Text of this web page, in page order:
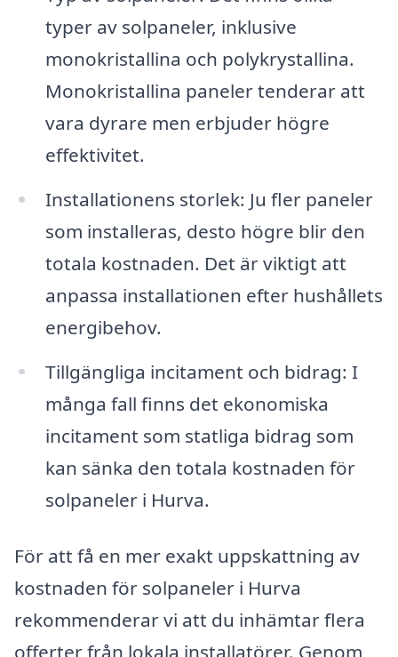
typer av solpaneler, inklusive
monokristallina och polykrystallina.
Monokristallina paneler tenderar att
vara dyrare men erbjuder högre
effektivitet.
Installationens storlek: Ju fler paneler
som installeras, desto högre blir den
totala kostnaden. Det är viktigt att
anpassa installationen efter hushållets
energibehov.
Tillgängliga incitament och bidrag: I
många fall finns det ekonomiska
incitament som statliga bidrag som
kan sänka den totala kostnaden för
solpaneler i Hurva.
För att få en mer exakt uppskattning av
kostnaden för solpaneler i Hurva
rekommenderar vi att du inhämtar flera
offerter från lokala installatörer. Genom